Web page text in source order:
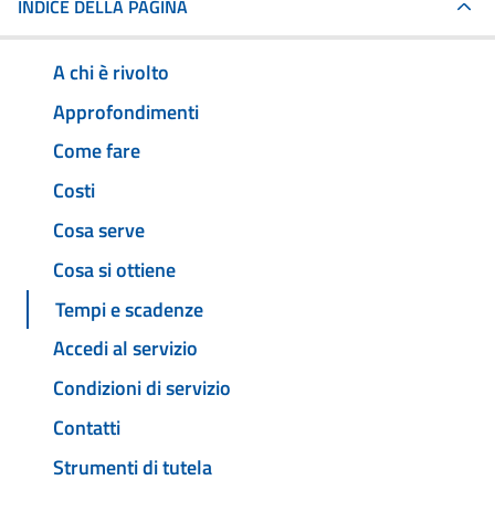
INDICE DELLA PAGINA
A chi è rivolto
Approfondimenti
Come fare
Costi
Cosa serve
Cosa si ottiene
Tempi e scadenze
Accedi al servizio
Condizioni di servizio
Contatti
Strumenti di tutela